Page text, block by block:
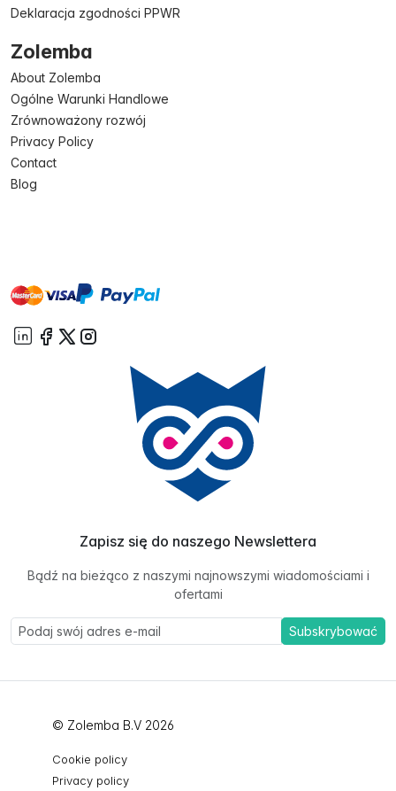
Deklaracja zgodności PPWR
Zolemba
About Zolemba
Ogólne Warunki Handlowe
Zrównoważony rozwój
Privacy Policy
Contact
Blog
mastervisa paypal
Zapisz się do naszego Newslettera
Bądź na bieżąco z naszymi najnowszymi wiadomościami i
ofertami
Subskrybować
© Zolemba B.V 2026
Cookie policy
Privacy policy